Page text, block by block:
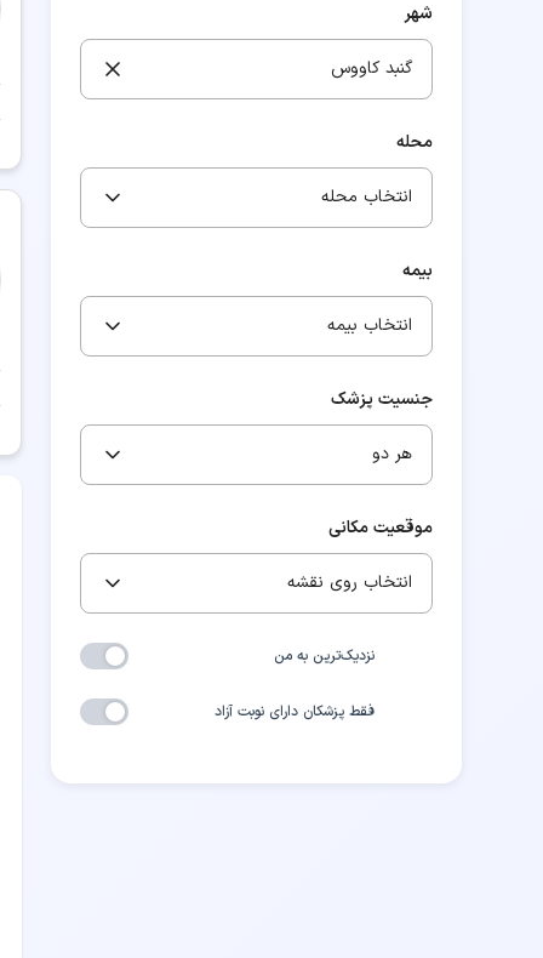
شهر
گنبد کاووس
محله
انتخاب محله
بیمه
انتخاب بیمه
جنسیت پزشک
هر دو
موقعیت مکانی
انتخاب روی نقشه
نزدیک‌ترین به من
فقط پزشکان دارای نوبت آزاد